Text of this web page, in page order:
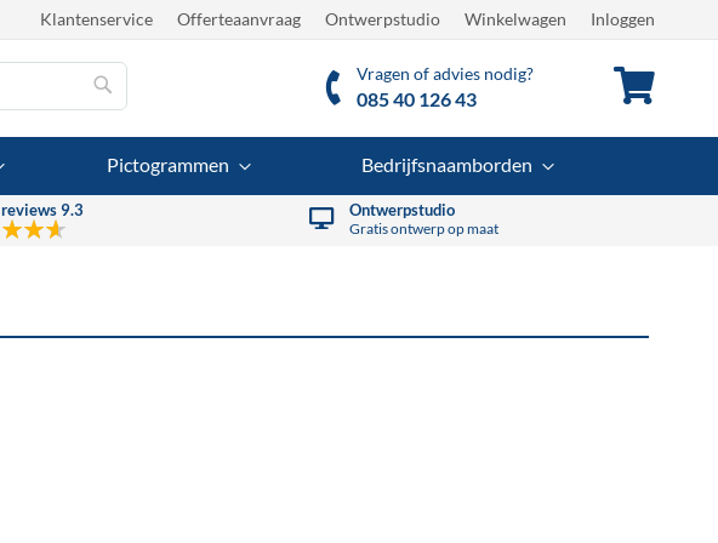
Klantenservice Offerteaanvraag Ontwerpstudio Winkelwagen Inloggen
Vragen of advies nodig?
085 40 126 43
Pictogrammen Bedrijfsnaamborden
reviews9.3 Ontwerpstudio
Gratis ontwerp op maat